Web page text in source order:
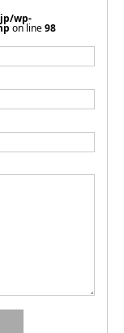
wp-
on line98